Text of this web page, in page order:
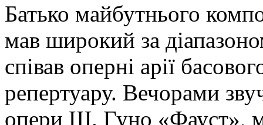
Батько майбутнього
мав широкий за
співав оперні арії
репертуару. Вечорами
опери Ш. Гуно «Фауст»,